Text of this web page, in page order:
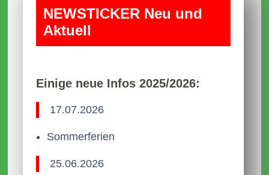
NEWS­TICKER Neu und
Aktuell
Einige neue Infos 2025/2026:
17.07.2026
Sommerferien
25.06.2026